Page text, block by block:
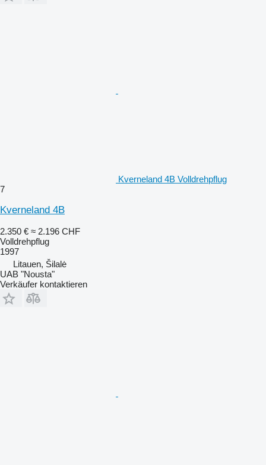
Kverneland 4B Volldrehpflug
7
Kverneland 4B
2.350 € ≈ 2.196 CHF
Volldrehpflug
1997
Litauen, Šilalė
UAB "Nousta"
Verkäufer kontaktieren